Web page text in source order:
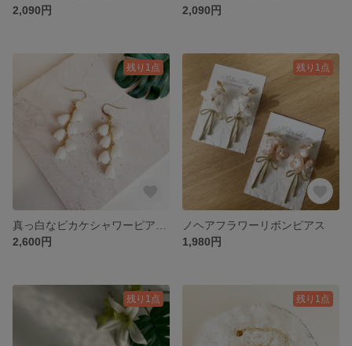
2,090円
2,090円
残り1点
2,600円
残り1点
ノヘアフラワーリボンピアス
1,980円
残り1点 残り1点